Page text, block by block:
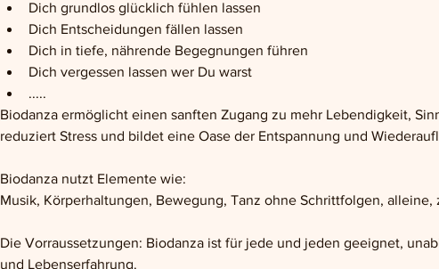
Dich grundlos glücklich fühlen lassen
Dich Entscheidungen fällen lassen
Dich in tiefe, nährende Begegnungen führen
Dich vergessen lassen wer Du warst
.....
Biodanza ermöglicht einen sanften Zugang zu mehr Lebendigkeit,
reduziert Stress und bildet eine Oase der Entspannung und
Biodanza nutzt Elemente wie:
Musik, Körperhaltungen, Bewegung, Tanz ohne Schrittfolgen, alleine,
Die Vorraussetzungen: Biodanza ist für jede und jeden geeignet,
und Lebenserfahrung.